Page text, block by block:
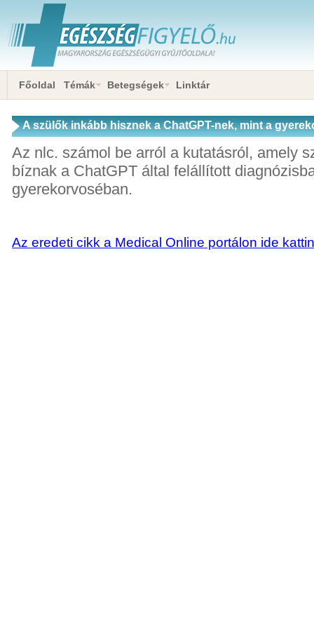
Főoldal Témák Betegségek Linktár
A szülők inkább hisznek a ChatGPT-nek, mint a
Az nlc. számol be arról a kutatásról, amely
bíznak a ChatGPT által felállított
gyerekorvoséban.
Az eredeti cikk a Medical Online portálon ide